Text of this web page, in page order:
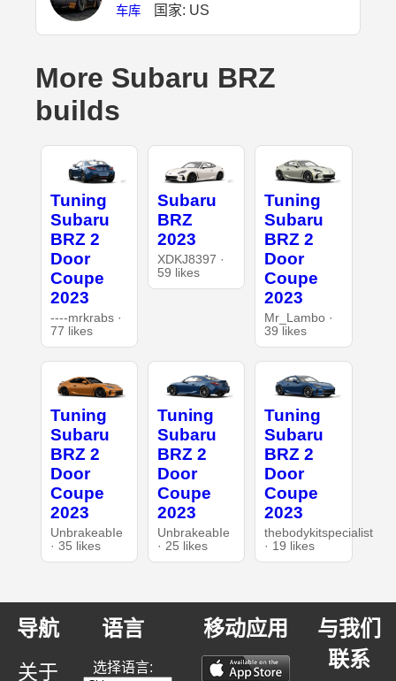
车库 国家: US
More Subaru BRZ
builds
Tuning
Subaru
BRZ 2
Door
Coupe
2023
----mrkrabs ·
77 likes
Subaru
BRZ
2023
XDKJ8397 ·
59 likes
Tuning
Subaru
BRZ 2
Door
Coupe
2023
Mr_Lambo ·
39 likes
Tuning
Subaru
BRZ 2
Door
Coupe
2023
UnbrakeabIe
· 35 likes
Tuning
Subaru
BRZ 2
Door
Coupe
2023
UnbrakeabIe
· 25 likes
Tuning
Subaru
BRZ 2
Door
Coupe
2023
thebodykitspecialist
· 19 likes
导航
关于
语言
选择语言:
移动应用
与我们
联系